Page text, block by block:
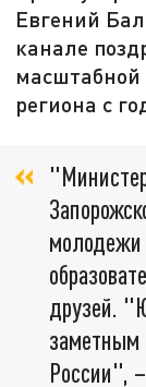
Евгений
канале
региона с
молодежи
друзей.
России",